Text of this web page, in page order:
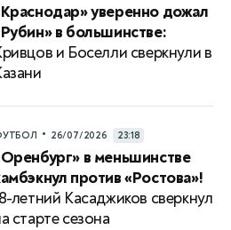
уверенно дожал
в большинстве:
и Боселли сверкнули в
• 26/07/2026 23:18
в меньшинстве
против «Ростова»!
летний Касаджиков сверкнул
старте сезона